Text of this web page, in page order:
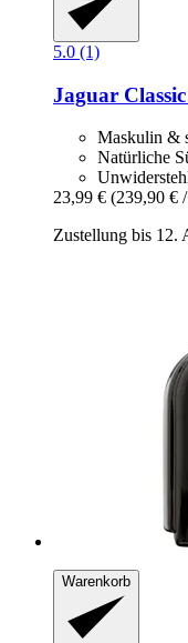
5.0 (1)
Jaguar
Maskulin &
Natürliche
23,99 € (239,90 €
Zustellung bis 12.
Warenkorb